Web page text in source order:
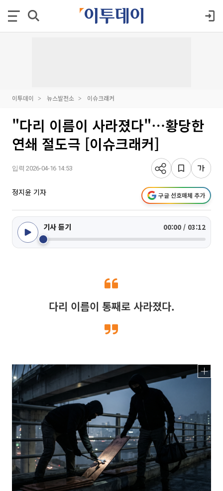
이투데이 뉴스발전소 이슈크래커
"다리 이름이 사라졌다"⋯황당한
연쇄 절도극 [이슈크래커]
입력 2026-04-16 14:53
정지윤 기자 구글 선호매체 추가
기사 듣기 00:00 / 03:12
다리 이름이 통째로 사라졌다.